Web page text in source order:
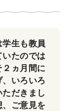
生も教員
いたのでは
ヵ月間に
いろいろ
だきまし
ご意見を